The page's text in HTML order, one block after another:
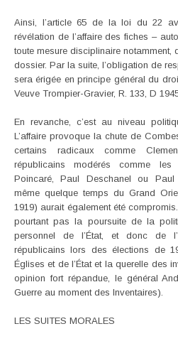
Ainsi, l’article 65 de la loi du 22
révélation de l’affaire des fiches –
toute mesure disciplinaire notamment,
dossier. Par la suite, l’obligation de
sera érigée en principe général du
Veuve Trompier-Gravier, R. 133, D
En revanche, c’est au niveau
L’affaire provoque la chute de
certains radicaux comme
républicains modérés comme les
Poincaré, Paul Deschanel ou Paul
même quelque temps du Grand
1919) aurait également été
pourtant pas la poursuite de la
personnel de l’État, et donc de
républicains lors des élections de
Églises et de l’État et la querelle des
opinion fort répandue, le général
Guerre au moment des Inventaires).
LES SUITES MORALES